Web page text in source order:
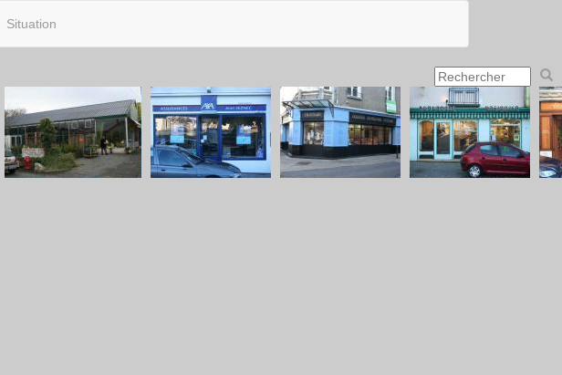
Situation